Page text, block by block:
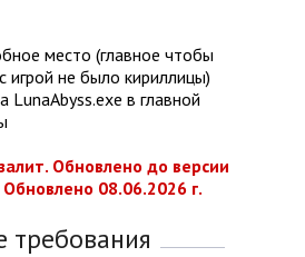
место (главное чтобы
игрой не было кириллицы)
LunaAbyss.exe в главной
Обновлено до версии
08.06.2026 г.
требования